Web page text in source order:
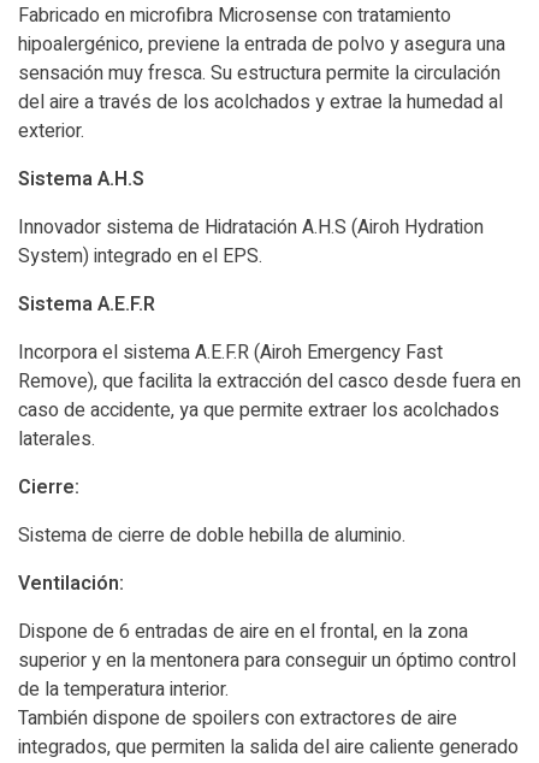
Fabricado en microfibra Microsense con tratamiento
hipoalergénico, previene la entrada de polvo y asegura una
sensación muy fresca. Su estructura permite la circulación
del aire a través de los acolchados y extrae la humedad al
exterior.
Sistema A.H.S
Innovador sistema de Hidratación A.H.S (Airoh Hydration
System) integrado en el EPS.
Sistema A.E.F.R
Incorpora el sistema A.E.F.R (Airoh Emergency Fast
Remove), que facilita la extracción del casco desde fuera en
caso de accidente, ya que permite extraer los acolchados
laterales.
Cierre:
Sistema de cierre de doble hebilla de aluminio.
Ventilación:
Dispone de 6 entradas de aire en el frontal, en la zona
superior y en la mentonera para conseguir un óptimo control
de la temperatura interior.
También dispone de spoilers con extractores de aire
integrados, que permiten la salida del aire caliente generado